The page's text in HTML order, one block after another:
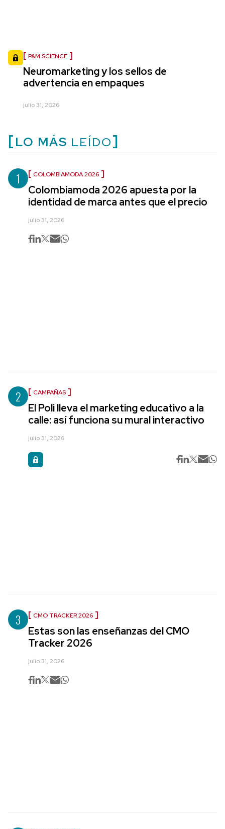
P&M SCIENCE
Neuromarketing y los sellos de
advertencia en empaques
julio 31, 2026
LO MÁS LEÍDO
1 COLOMBIAMODA 2026
Colombiamoda 2026 apuesta por la
identidad de marca antes que el precio
julio 31, 2026
2 CAMPAÑAS
El Poli lleva el marketing educativo a la
calle: así funciona su mural interactivo
julio 31, 2026
3 CMO TRACKER 2026
Estas son las enseñanzas del CMO
Tracker 2026
julio 31, 2026